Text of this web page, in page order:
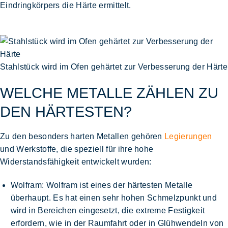
Eindringkörpers die Härte ermittelt.
Stahlstück wird im Ofen gehärtet zur Verbesserung der Härte
WELCHE METALLE ZÄHLEN ZU
DEN HÄRTESTEN?
Zu den besonders harten Metallen gehören Legierungen
und Werkstoffe, die speziell für ihre hohe
Widerstandsfähigkeit entwickelt wurden:
Wolfram: Wolfram ist eines der härtesten Metalle
überhaupt. Es hat einen sehr hohen Schmelzpunkt und
wird in Bereichen eingesetzt, die extreme Festigkeit
erfordern, wie in der Raumfahrt oder in Glühwendeln von